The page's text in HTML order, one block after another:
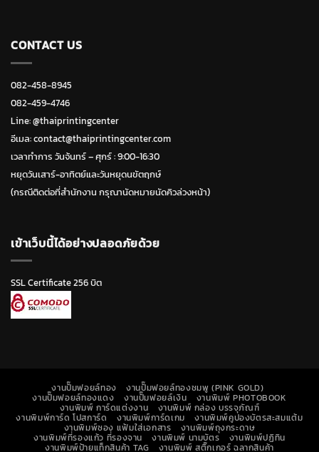
CONTACT US
082-458-8945
082-459-4746
Line:@thaiprintingcenter
อีเมล: contact@thaiprintingcenter.com
เวลาทำการ วันจ้นทร์ – ศุกร์ : 9:00-16:30
หยุดวันเสาร์-อาทิตย์และวันหยุดนขัตฤกษ์
(กรณีติดต่อที่สำนักงาน กรุณานัดหมายนัดคิวล่วงหน้า)
เข้าเว็บนี้ได้อย่างปลอดภัยด้วย
SSL Certificate 256 บิต
งานปั๊มฟอยล์ทอง งานปั๊มฟอยล์ทองชมพู (PINK GOLD)
งานปั๊มฟอยล์ทองแดง งานปั๊มฟอยล์เงิน งานพิมพ์ PHOTOBOOK
งานพิมพ์ การ์ดแต่งงาน งานพิมพ์ กล่อง บรรจุภัณฑ์
งานพิมพ์การ์ด โปสการ์ด งานพิมพ์การ์ดเกม งานพิมพ์คูปองบัตรสะสมแต้ม
งานพิมพ์ซอง แฟ้มใส่เอกสาร งานพิมพ์ถุงกระดาษ
งานพิมพ์ที่รองแก้ว ที่รองจาน งานพิมพ์ นามบัตร งานพิมพ์ปฏิทิน
งานพิมพ์ป้ายแท็กสินค้า TAG งานพิมพ์ สติ๊กเกอร์ ฉลากสินค้า